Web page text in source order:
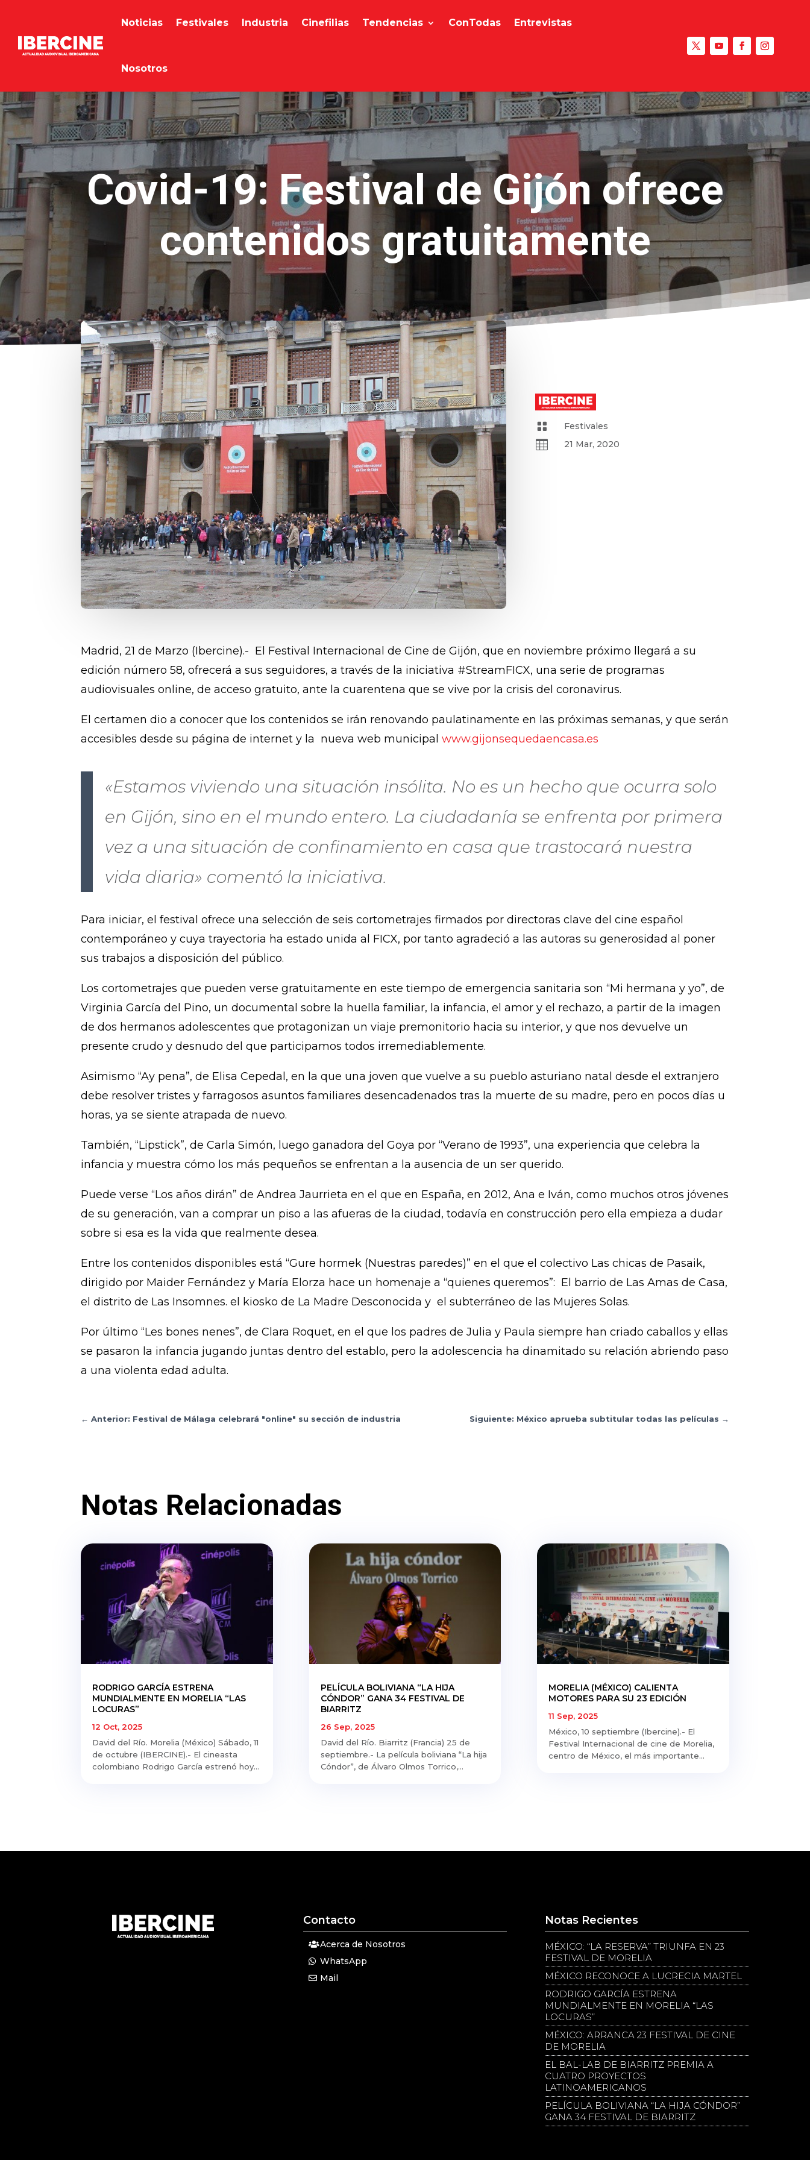
Noticias Festivales Industria Cinefilias Tendencias ConTodas Entrevistas
Nosotros
Covid-19: Festival de Gijón ofrece
contenidos gratuitamente
 Festivales
 21 Mar, 2020
Madrid, 21 de Marzo (Ibercine).- El Festival Internacional de Cine de Gijón, que en noviembre próximo llegará a su
edición número 58, ofrecerá a sus seguidores, a través de la iniciativa #StreamFICX, una serie de programas
audiovisuales online, de acceso gratuito, ante la cuarentena que se vive por la crisis del coronavirus.
El certamen dio a conocer que los contenidos se irán renovando paulatinamente en las próximas semanas, y que serán
accesibles desde su página de internet y la nueva web municipalwww.gijonsequedaencasa.es
«Estamos viviendo una situación insólita. No es un hecho que ocurra solo
en Gijón, sino en el mundo entero. La ciudadanía se enfrenta por primera
vez a una situación de confinamiento en casa que trastocará nuestra
vida diaria» comentó la iniciativa.
Para iniciar, el festival ofrece una selección de seis cortometrajes firmados por directoras clave del cine español
contemporáneo y cuya trayectoria ha estado unida al FICX, por tanto agradeció a las autoras su generosidad al poner
sus trabajos a disposición del público.
Los cortometrajes que pueden verse gratuitamente en este tiempo de emergencia sanitaria son “Mi hermana y yo”, de
Virginia García del Pino, un documental sobre la huella familiar, la infancia, el amor y el rechazo, a partir de la imagen
de dos hermanos adolescentes que protagonizan un viaje premonitorio hacia su interior, y que nos devuelve un
presente crudo y desnudo del que participamos todos irremediablemente.
Asimismo “Ay pena”, de Elisa Cepedal, en la que una joven que vuelve a su pueblo asturiano natal desde el extranjero
debe resolver tristes y farragosos asuntos familiares desencadenados tras la muerte de su madre, pero en pocos días u
horas, ya se siente atrapada de nuevo.
También, “Lipstick”, de Carla Simón, luego ganadora del Goya por “Verano de 1993”, una experiencia que celebra la
infancia y muestra cómo los más pequeños se enfrentan a la ausencia de un ser querido.
Puede verse “Los años dirán” de Andrea Jaurrieta en el que en España, en 2012, Ana e Iván, como muchos otros jóvenes
de su generación, van a comprar un piso a las afueras de la ciudad, todavía en construcción pero ella empieza a dudar
sobre si esa es la vida que realmente desea.
Entre los contenidos disponibles está “Gure hormek (Nuestras paredes)” en el que el colectivo Las chicas de Pasaik,
dirigido por Maider Fernández y María Elorza hace un homenaje a “quienes queremos”: El barrio de Las Amas de Casa,
el distrito de Las Insomnes. el kiosko de La Madre Desconocida y el subterráneo de las Mujeres Solas.
Por último “Les bones nenes”, de Clara Roquet, en el que los padres de Julia y Paula siempre han criado caballos y ellas
se pasaron la infancia jugando juntas dentro del establo, pero la adolescencia ha dinamitado su relación abriendo paso
a una violenta edad adulta.
←Anterior: Festival de Málaga celebrará "online" su sección de industria Siguiente: México aprueba subtitular todas las películas →
Notas Relacionadas
RODRIGO GARCÍA ESTRENA
MUNDIALMENTE EN MORELIA “LAS
LOCURAS”
12 Oct, 2025
David del Río. Morelia (México) Sábado, 11
de octubre (IBERCINE).- El cineasta
colombiano Rodrigo García estrenó hoy...
PELÍCULA BOLIVIANA “LA HIJA
CÓNDOR” GANA 34 FESTIVAL DE
BIARRITZ
26 Sep, 2025
David del Río. Biarritz (Francia) 25 de
septiembre.- La película boliviana “La hija
Cóndor”, de Álvaro Olmos Torrico,...
MORELIA (MÉXICO) CALIENTA
MOTORES PARA SU 23 EDICIÓN
11 Sep, 2025
México, 10 septiembre (Ibercine).- El
Festival Internacional de cine de Morelia,
centro de México, el más importante...
Contacto
Acerca de Nosotros
WhatsApp
Mail
Notas Recientes
MÉXICO: “LA RESERVA” TRIUNFA EN 23
FESTIVAL DE MORELIA
MÉXICO RECONOCE A LUCRECIA MARTEL
RODRIGO GARCÍA ESTRENA
MUNDIALMENTE EN MORELIA “LAS
LOCURAS”
MÉXICO: ARRANCA 23 FESTIVAL DE CINE
DE MORELIA
EL BAL-LAB DE BIARRITZ PREMIA A
CUATRO PROYECTOS
LATINOAMERICANOS
PELÍCULA BOLIVIANA “LA HIJA CÓNDOR”
GANA 34 FESTIVAL DE BIARRITZ